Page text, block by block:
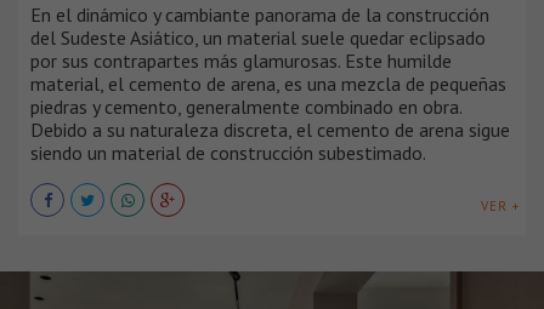
En el dinámico y cambiante panorama de la construcción
del Sudeste Asiático, un material suele quedar eclipsado
por sus contrapartes más glamurosas. Este humilde
material, el cemento de arena, es una mezcla de pequeñas
piedras y cemento, generalmente combinado en obra.
Debido a su naturaleza discreta, el cemento de arena sigue
siendo un material de construcción subestimado.
VER +